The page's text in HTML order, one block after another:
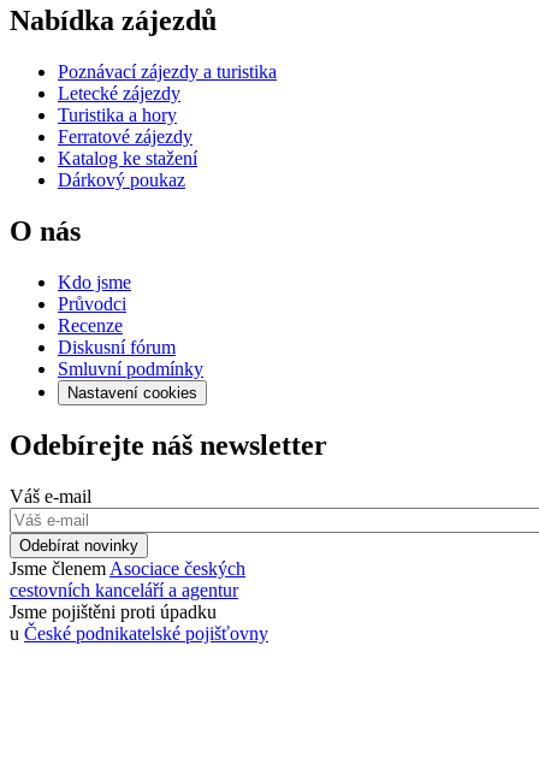
Nabídka zájezdů
Poznávací zájezdy a turistika
Letecké zájezdy
Turistika a hory
Ferratové zájezdy
Katalog ke stažení
Dárkový poukaz
O nás
Kdo jsme
Průvodci
Recenze
Diskusní fórum
Smluvní podmínky
Nastavení cookies
Odebírejte náš newsletter
Váš e-mail
Odebírat novinky
Jsme členem Asociace českých
cestovních kanceláří a agentur
Jsme pojištěni proti úpadku
u České podnikatelské pojišťovny